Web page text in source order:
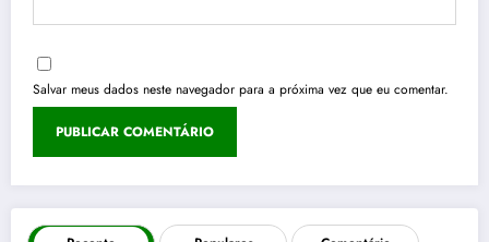
Salvar meus dados neste navegador para a próxima vez que eu comentar.